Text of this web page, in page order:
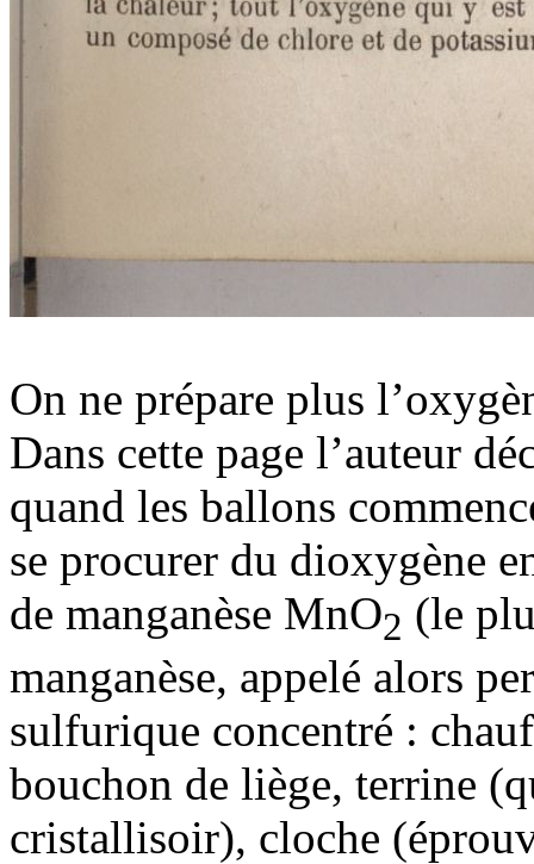
On ne prépare plus
Dans cette page l’auteur
quand les ballons
se procurer du dioxygène
de manganèse MnO2 (le
manganèse, appelé alors
sulfurique concentré :
bouchon de liège, terrine
cristallisoir), cloche